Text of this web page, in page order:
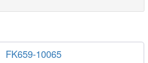
FK659-10065